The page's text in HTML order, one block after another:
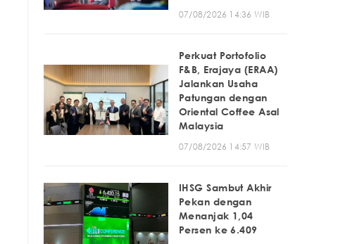
07/08/2026 14:36 WIB
Perkuat Portofolio
F&B, Erajaya (ERAA)
Jalankan Usaha
Patungan dengan
Oriental Coffee Asal
Malaysia
07/08/2026 14:57 WIB
IHSG Sambut Akhir
Pekan dengan
Menanjak 1,04
Persen ke 6.409